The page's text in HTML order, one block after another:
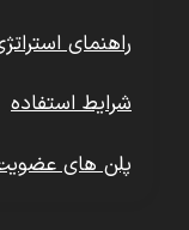
راهنمای
شرایط استفاده
پلن های